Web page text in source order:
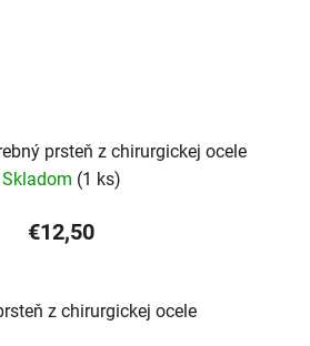
prsteň z chirurgickej ocele
Skladom (1 ks)
€12,50
z chirurgickej ocele